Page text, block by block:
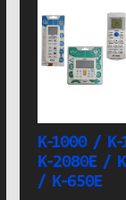
K-1000 /
K-2080E /
/ K-650E